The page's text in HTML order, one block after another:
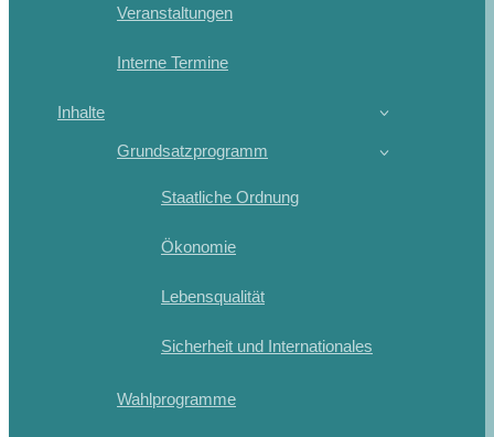
Veranstaltungen
Interne Termine
Inhalte
Grundsatzprogramm
Staatliche Ordnung
Ökonomie
Lebensqualität
Sicherheit und Internationales
Wahlprogramme